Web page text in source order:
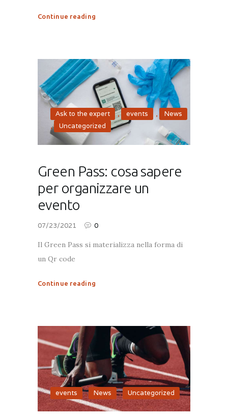
Continue reading
Ask to the expert , events ,
News
, Uncategorized
Green Pass: cosa sapere
per organizzare un
evento
07/23/2021 0
Il Green Pass si materializza nella forma di
un Qr code
Continue reading
events , News , Uncategorized